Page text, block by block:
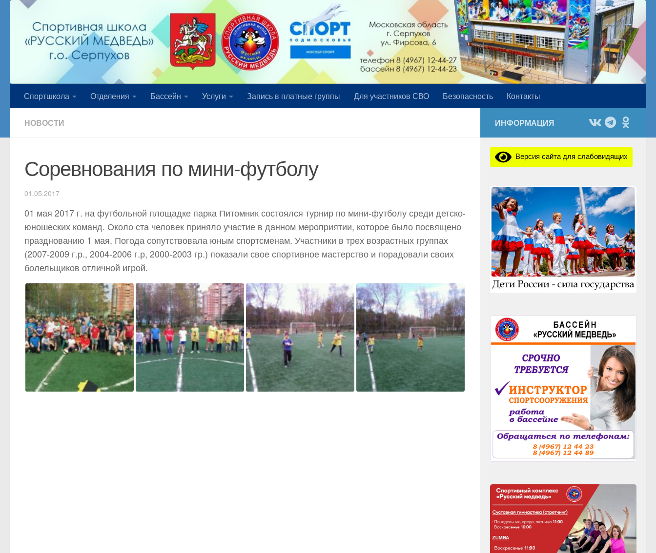
Спортшкола Отделения Бассейн Услуги Запись в платные группы Для участников СВО Безопасность Контакты
НОВОСТИ
Соревнования по мини-футболу
01.05.2017
01 мая 2017 г. на футбольной площадке парка Питомник состоялся турнир по мини-футболу среди детско-
юношеских команд. Около ста человек приняло участие в данном мероприятии, которое было посвящено
празднованию 1 мая. Погода сопутствовала юным спортсменам. Участники в трех возрастных группах
(2007-2009 г.р., 2004-2006 г.р, 2000-2003 гр.) показали свое спортивное мастерство и порадовали своих
болельщиков отличной игрой.
ИНФОРМАЦИЯ
Версия сайта для слабовидящих